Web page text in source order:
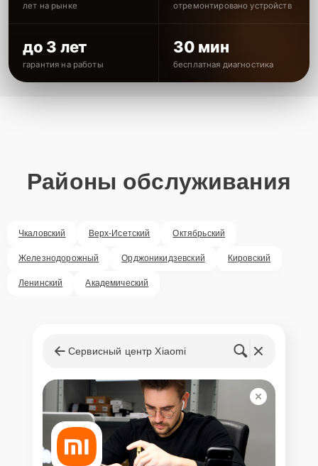
лет на рынке отремонтировано устройств
до 3 лет
гарантия на работы
30 мин
бесплатная диагностика
Районы обслуживания
Чкаловский Верх-Исетский Октябрьский
Железнодорожный Орджоникидзевский Кировский
Ленинский Академический
Сервисный центр Xiaomi